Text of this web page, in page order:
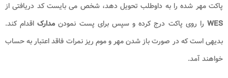
پاکت مهر شده را به داوطلب تحویل دهد، شخص می بایست کد دریافتی از
WESرا روی پاکت درج کرده و سپس برای پست نمودن مدارکاقدام کند.
بدیهی است که در صورت باز شدن مهر و موم ریز نمرات فاقد اعتبار به حساب
خواهند آمد.